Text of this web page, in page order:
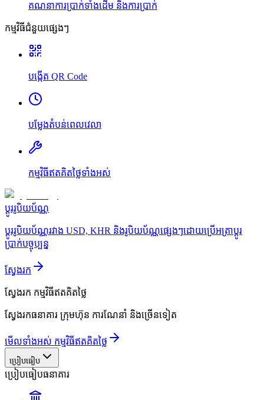
គណនាការប្រាក់ទាំងដើម និងការប្រាក់
កម្មវិធីជំនួយផ្សេងៗ
បង្កើត QR Code
បម្លែងតំបន់ពេលវេលា
កម្មវិធីឥតគិតថ្លៃទាំងអស់
ប្ដូររូបិយប័ណ្ណ
ប្ដូររូបិយប័ណ្ណរវាង USD, KHR និងរូបិយប័ណ្ណផ្សេងៗដោយប្រើអត្រាប្ដូរ
ប្រាក់បច្ចុប្បន្ន
ស្វែងរក
ស្វែងរក កម្មវិធីឥតគិតថ្លៃ
ស្វែងរកធនាគារ ក្រុមហ៊ុន ការណែនាំ និងច្រើនទៀត
មើលទាំងអស់ កម្មវិធីឥតគិតថ្លៃ
ប្រៀបធៀប
ប្រៀបធៀបធនាគារ